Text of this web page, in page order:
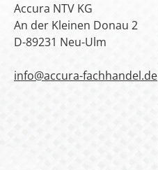
Accura NTV KG
An der Kleinen Donau 2
D-89231 Neu-Ulm
info@accura-fachhandel.de